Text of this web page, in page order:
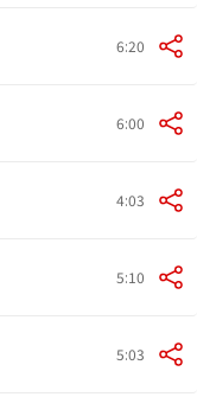
6:20
6:00
4:03
5:10
5:03